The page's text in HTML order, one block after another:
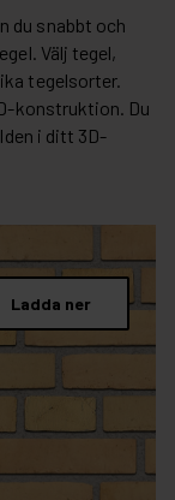
du snabbt och
Välj tegel,
tegelsorter.
konstruktion. Du
i ditt 3D-